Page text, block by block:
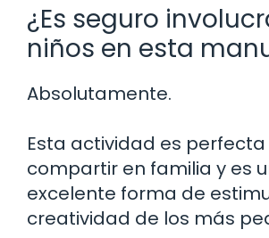
¿Es seguro
niños en esta
Absolutamente.
Esta actividad es
compartir en familia y es
excelente forma de
creatividad de los más